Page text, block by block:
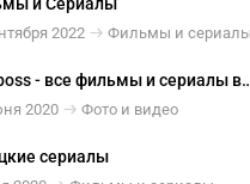
2022 Фильмы и сериалы
- все фильмы и сериалы в
месте
2020 Фото и видео
сериалы